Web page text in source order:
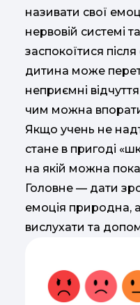
називати свої
нервовій системі
заспокоїтися
дитина може
неприємні
чим можна
Якщо учень не
стане в пригоді
на якій можна
Головне — дати
емоція природна,
вислухати та